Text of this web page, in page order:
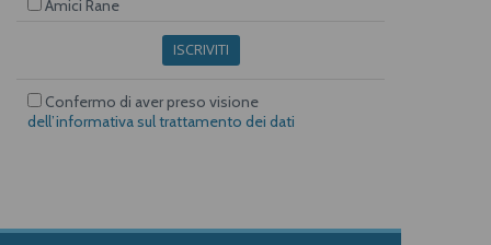
Amici Rane
ISCRIVITI
Confermo di aver preso visione
dell’informativa sul trattamento dei dati